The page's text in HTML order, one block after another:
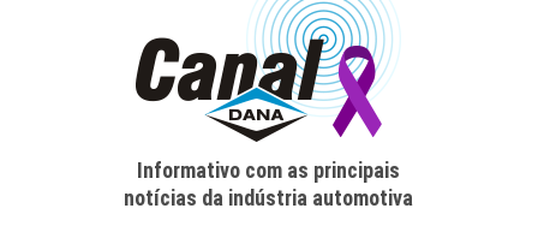
Informativo com as principais
notícias da indústria automotiva